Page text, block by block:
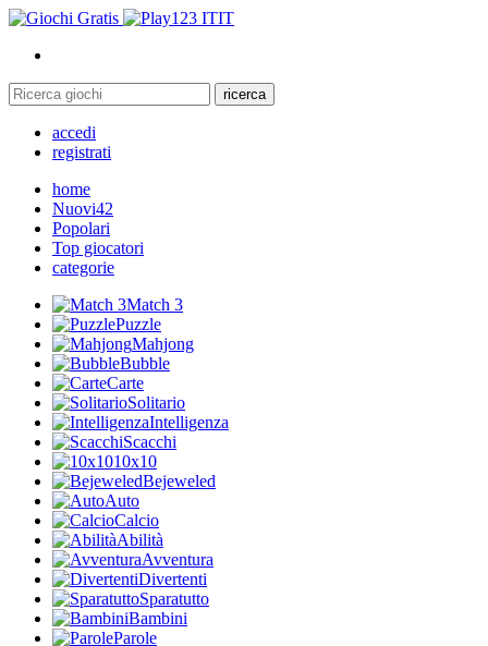
IT
ricerca
accedi
registrati
home
Nuovi42
Popolari
Top giocatori
categorie
Match 3
Puzzle
Mahjong
Bubble
Carte
Solitario
Intelligenza
Scacchi
10x10
Bejeweled
Auto
Calcio
Abilità
Avventura
Divertenti
Sparatutto
Bambini
Parole